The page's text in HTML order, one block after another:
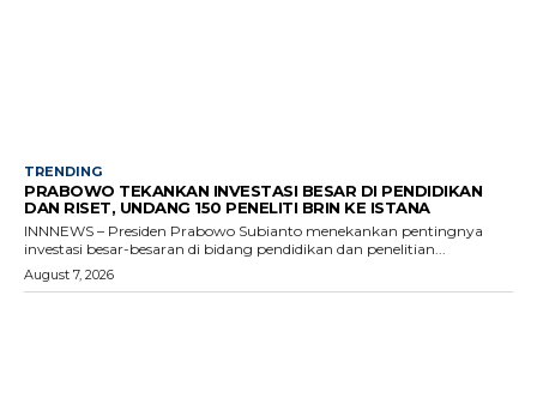
TRENDING
PRABOWO TEKANKAN INVESTASI BESAR DI PENDIDIKAN
DAN RISET, UNDANG 150 PENELITI BRIN KE ISTANA
INNNEWS – Presiden Prabowo Subianto menekankan pentingnya
investasi besar-besaran di bidang pendidikan dan penelitian...
August 7, 2026